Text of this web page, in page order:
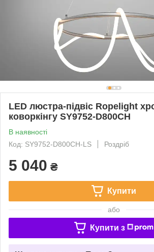
LED люстра-підвіс Ropelight
коворкінгу SY9752-D800CH
В наявності
Код: SY9752-D800CH-LS
Роздріб
5 040 ₴
Купити
або
Купити з